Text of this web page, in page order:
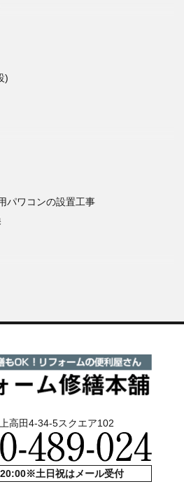
・塗装）
)
パワコンの設置工事
高田4-34-5スクエア102
土日祝はメール受付